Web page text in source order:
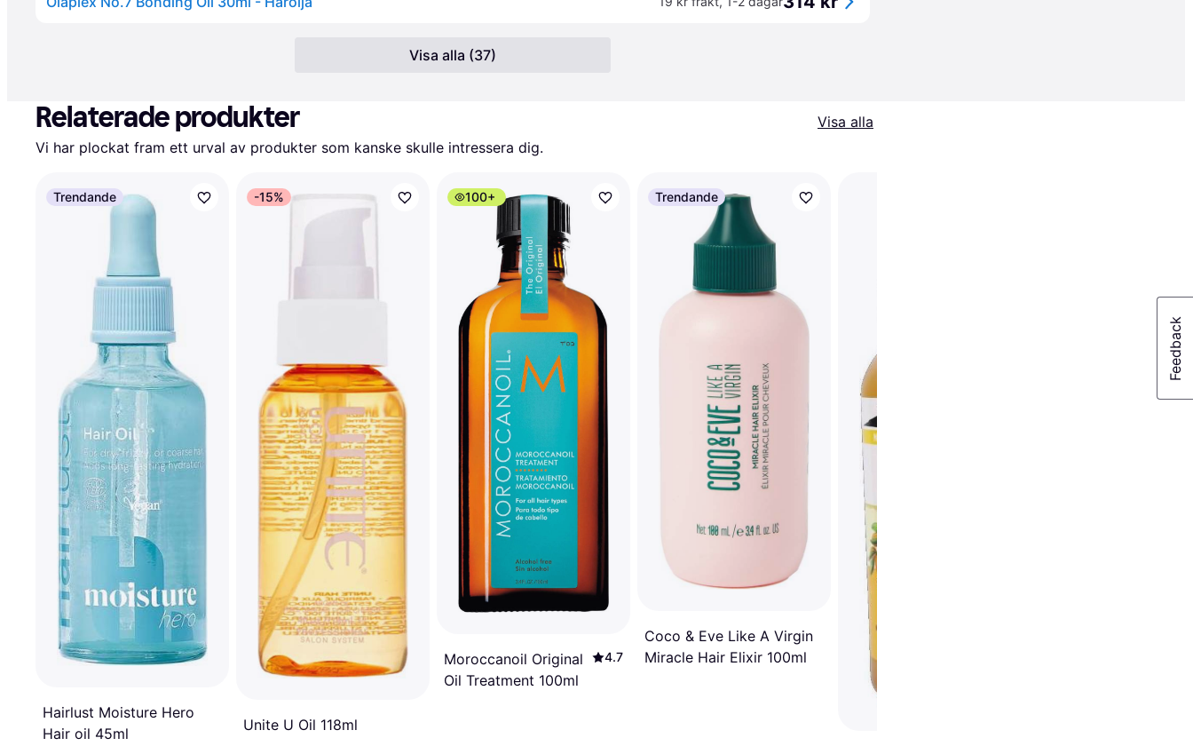
Visa alla (37)
Relaterade produkter
Visa alla
Vi har plockat fram ett urval av produkter som kanske skulle intressera dig.
Trendande
Hairlust Moisture Hero
Hair oil 45ml
-15%
Unite U Oil 118ml
100+
Moroccanoil Original
Oil Treatment 100ml
4.7
Trendande
Coco & Eve Like A Virgin
Miracle Hair Elixir 100ml